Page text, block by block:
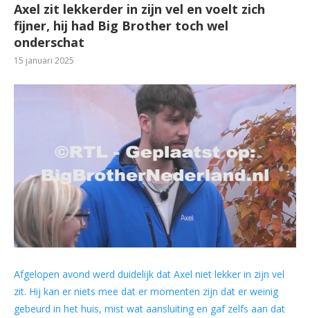
Axel zit lekkerder in zijn vel en voelt zich
fijner, hij had Big Brother toch wel
onderschat
15 januari 2025
Afgelopen avond werd duidelijk dat Axel niet lekker in zijn vel
zit. Hij kan er niets mee dat er momenten zijn dat er weinig
gebeurd in het huis, mist wat aansluiting en gaf zelfs aan dat